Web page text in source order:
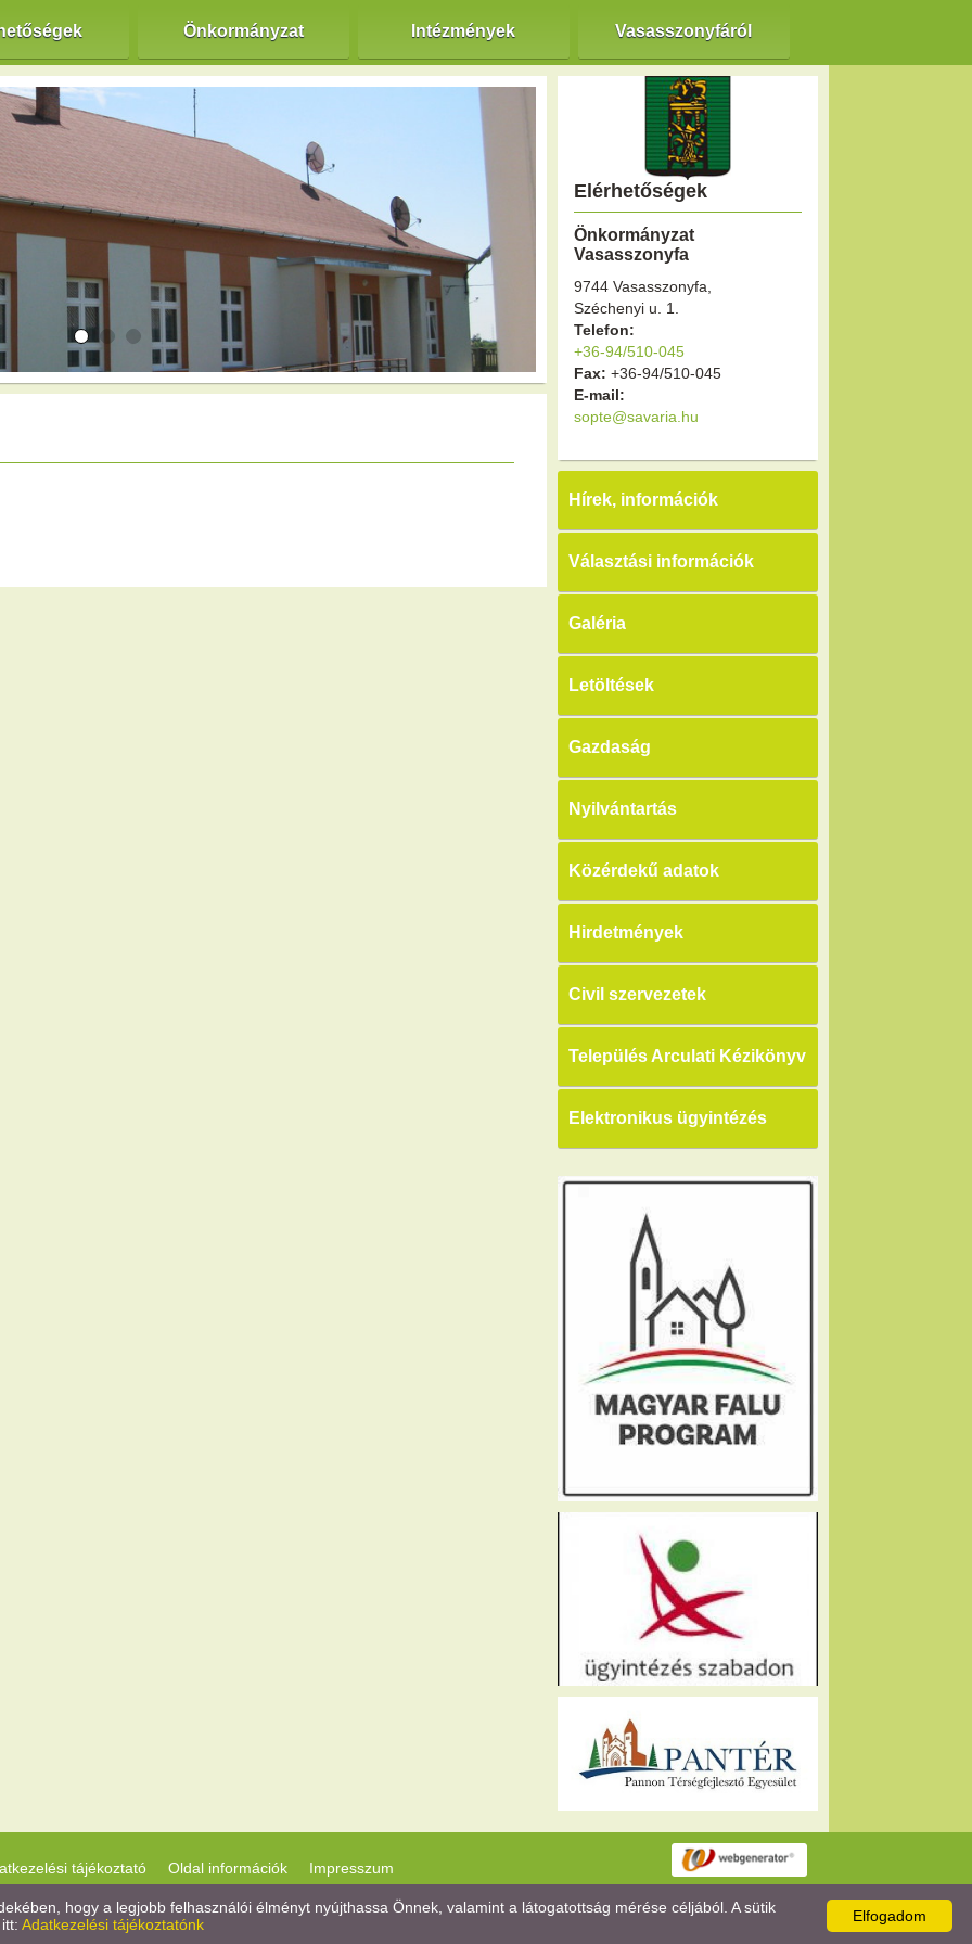
Önkormányzat Intézmények Vasasszonyfáról
Elérhetőségek
Önkormányzat
Vasasszonyfa
9744 Vasasszonyfa,
Széchenyi u. 1.
Telefon:
+36-94/510-045
Fax: +36-94/510-045
E-mail:
sopte@savaria.hu
Hírek, információk
Választási információk
Galéria
Letöltések
Gazdaság
Nyilvántartás
Közérdekű adatok
Hirdetmények
Civil szervezetek
Település Arculati Kézikönyv
Elektronikus ügyintézés
tájékoztató Oldal információk Impresszum
Elfogadom
hogy a legjobb felhasználói élményt nyújthassa Önnek, valamint a látogatottság mérése céljából. A sütik
Adatkezelési tájékoztatónk